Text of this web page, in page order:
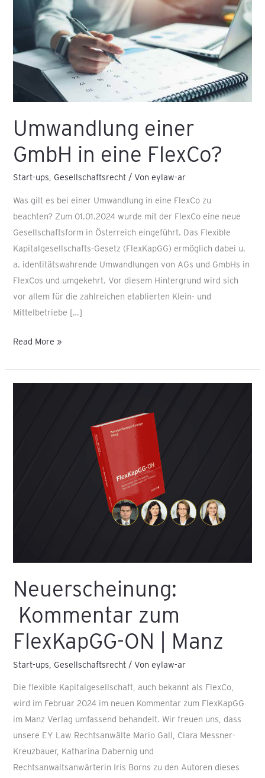
Umwandlung einer
GmbH in eine FlexCo?
Start-ups, Gesellschaftsrecht / Voneylaw-ar
Was gilt es bei einer Umwandlung in eine FlexCo zu
beachten? Zum 01.01.2024 wurde mit der FlexCo eine neue
Gesellschaftsform in Österreich eingeführt. Das Flexible
Kapitalgesellschafts-Gesetz (FlexKapGG) ermöglich dabei u.
a. identitätswahrende Umwandlungen von AGs und GmbHs in
FlexCos und umgekehrt. Vor diesem Hintergrund wird sich
vor allem für die zahlreichen etablierten Klein- und
Mittelbetriebe […]
FlexCo?
Read More »
Neuerscheinung:
Kommentar zum
FlexKapGG-ON | Manz
Start-ups, Gesellschaftsrecht / Voneylaw-ar
Die flexible Kapitalgesellschaft, auch bekannt als FlexCo,
wird im Februar 2024 im neuen Kommentar zum FlexKapGG
im Manz Verlag umfassend behandelt. Wir freuen uns, dass
unsere EY Law Rechtsanwälte Mario Gall, Clara Messner-
Kreuzbauer, Katharina Dabernig und
Rechtsanwaltsanwärterin Iris Borns zu den Autoren dieses